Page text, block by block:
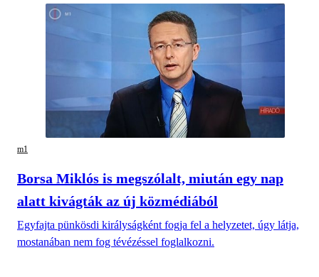
m1
Borsa Miklós is megszólalt, miután egy nap
alatt kivágták az új közmédiából
Egyfajta pünkösdi királyságként fogja fel a helyzetet, úgy látja,
mostanában nem fog tévézéssel foglalkozni.